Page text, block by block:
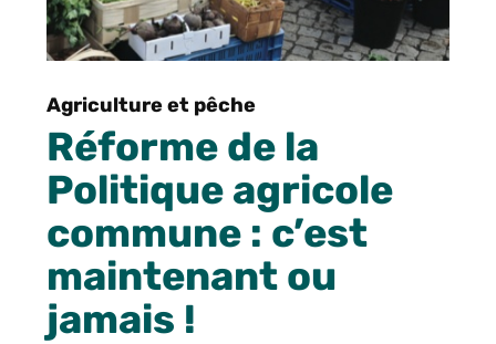
Agriculture et pêche
Réforme de la
Politique agricole
commune : c’est
maintenant ou
jamais !